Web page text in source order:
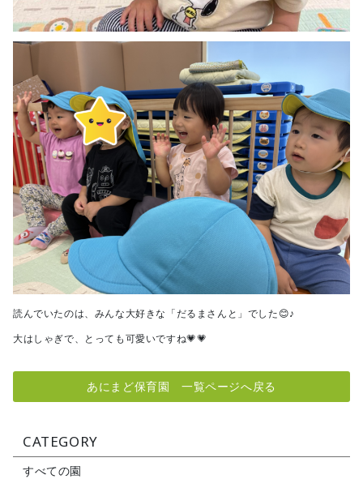
読んでいたのは、みんな大好きな「だるまさんと」でした😊♪
大はしゃぎで、とっても可愛いですね💗💗
あにまど保育園 一覧ページへ戻る
CATEGORY
すべての園